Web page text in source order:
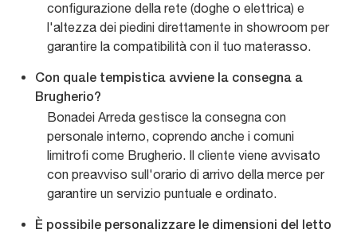
configurazione della rete (doghe o elettrica) e
l'altezza dei piedini direttamente in showroom per
garantire la compatibilità con il tuo materasso.
Con quale tempistica avviene la consegna a
Brugherio?
Bonadei Arreda gestisce la consegna con
personale interno, coprendo anche i comuni
limitrofi come Brugherio. Il cliente viene avvisato
con preavviso sull'orario di arrivo della merce per
garantire un servizio puntuale e ordinato.
È possibile personalizzare le dimensioni del letto